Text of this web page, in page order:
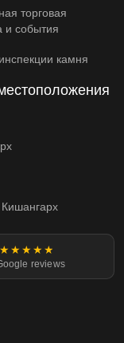
торговая
и события
камня
★★★★★
reviews